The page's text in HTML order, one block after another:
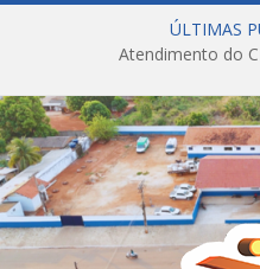
ÚLTIMAS
Atendimento do